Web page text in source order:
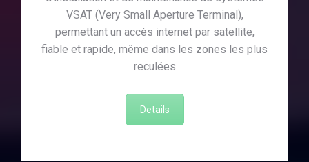
VSAT (Very Small Aperture Terminal),
permettant un accès internet par satellite,
fiable et rapide, même dans les zones les plus
reculées
Details